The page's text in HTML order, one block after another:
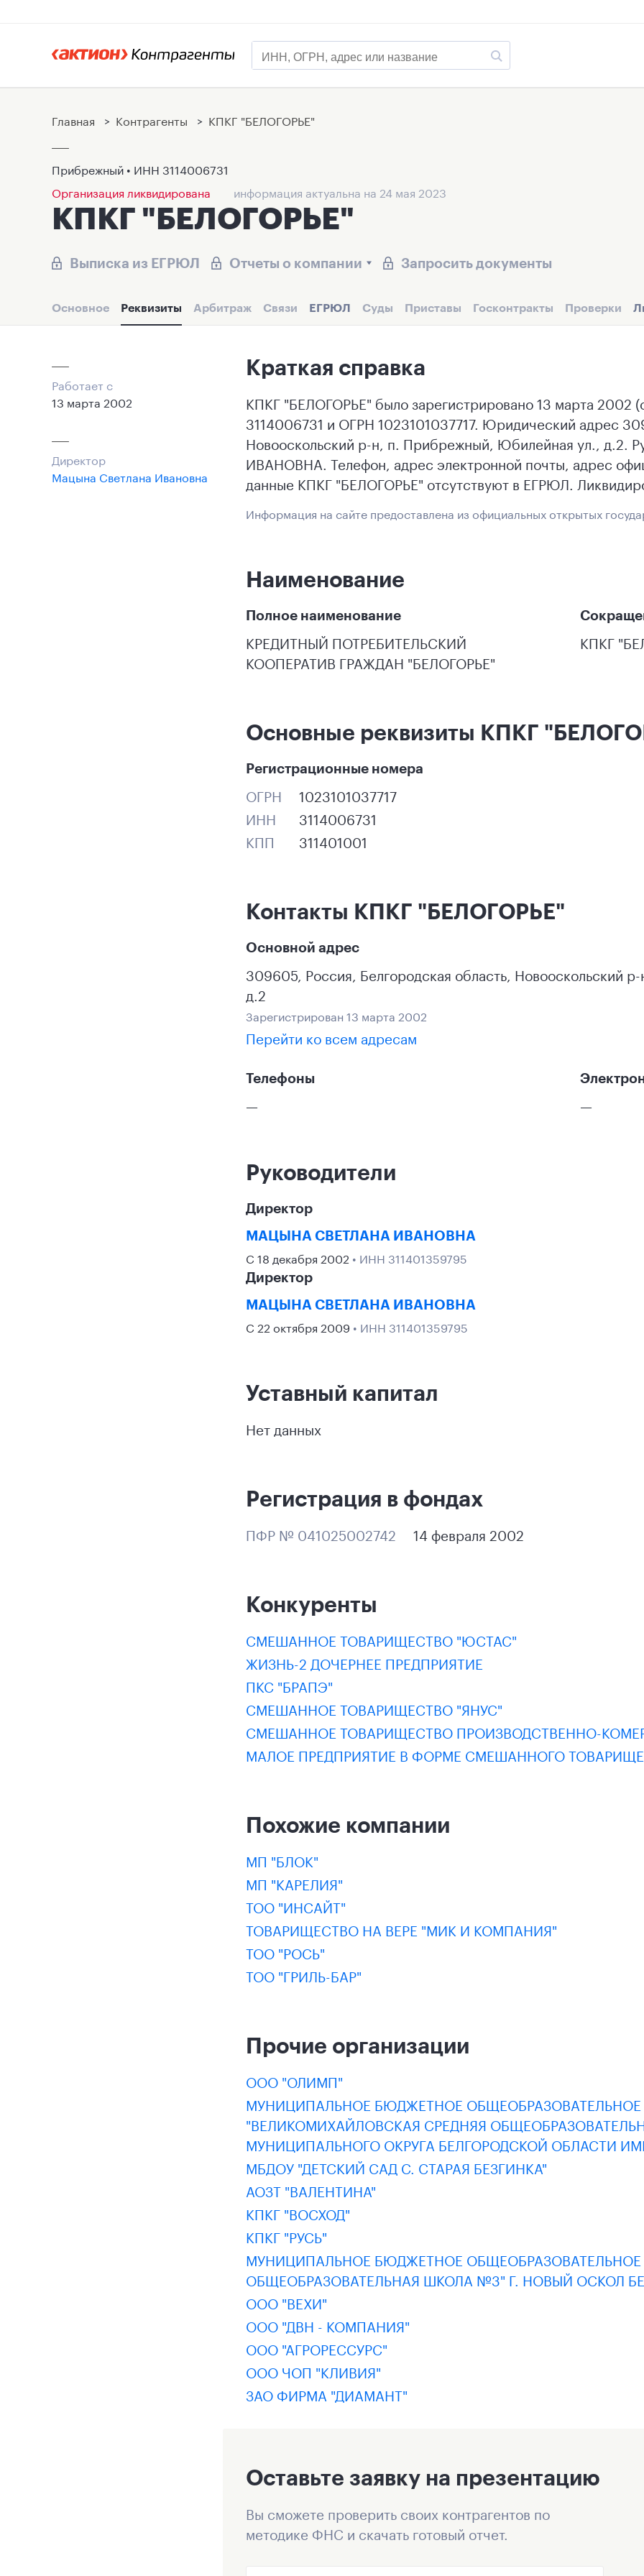
Главная > Контрагенты > КПКГ "БЕЛОГОРЬЕ"
Прибрежный • ИНН 3114006731
Организация ликвидирована
информация актуальна на 24 мая 2023
КПКГ "БЕЛОГОРЬЕ"
Выписка из ЕГРЮЛ Отчеты о компании Запросить документы
Основное Реквизиты Арбитраж Связи ЕГРЮЛ Суды Приставы Госконтракты Проверки
Работает с
13 марта 2002
Директор
Мацына Светлана Ивановна
Краткая справка
КПКГ "БЕЛОГОРЬЕ" было зарегистрировано 13 марта 2002
3114006731 и ОГРН 1023101037717. Юридический адрес
Новооскольский р-н, п. Прибрежный, Юбилейная ул., д.2.
ИВАНОВНА. Телефон, адрес электронной почты, адрес
данные КПКГ "БЕЛОГОРЬЕ" отсутствуют в ЕГРЮЛ.
Информация на сайте предоставлена из официальных открытых
Наименование
Полное наименование
КРЕДИТНЫЙ ПОТРЕБИТЕЛЬСКИЙ
КООПЕРАТИВ ГРАЖДАН "БЕЛОГОРЬЕ"
КПКГ
Основные реквизиты КПКГ
Регистрационные номера
ОГРН
1023101037717
ИНН
3114006731
КПП
311401001
Контакты КПКГ "БЕЛОГОРЬЕ"
Основной адрес
309605, Россия, Белгородская область, Новооскольский
д.2
Зарегистрирован 13 марта 2002
Перейти ко всем адресам
Телефоны
— —
Руководители
Директор
МАЦЫНА СВЕТЛАНА ИВАНОВНА
С 18 декабря 2002 • ИНН 311401359795
Директор
МАЦЫНА СВЕТЛАНА ИВАНОВНА
С 22 октября 2009 • ИНН 311401359795
Уставный капитал
Нет данных
Регистрация в фондах
ПФР № 041025002742 14 февраля 2002
Конкуренты
СМЕШАННОЕ ТОВАРИЩЕСТВО "ЮСТАС"
ЖИЗНЬ-2 ДОЧЕРНЕЕ ПРЕДПРИЯТИЕ
ПКС "БРАПЭ"
СМЕШАННОЕ ТОВАРИЩЕСТВО "ЯНУС"
СМЕШАННОЕ ТОВАРИЩЕСТВО ПРОИЗВОДСТВЕННО-
МАЛОЕ ПРЕДПРИЯТИЕ В ФОРМЕ СМЕШАННОГО
Похожие компании
МП "БЛОК"
МП "КАРЕЛИЯ"
ТОО "ИНСАЙТ"
ТОВАРИЩЕСТВО НА ВЕРЕ "МИК И КОМПАНИЯ"
ТОО "РОСЬ"
ТОО "ГРИЛЬ-БАР"
Прочие организации
ООО "ОЛИМП"
МУНИЦИПАЛЬНОЕ БЮДЖЕТНОЕ ОБЩЕОБРАЗОВАТЕЛЬНОЕ
"ВЕЛИКОМИХАЙЛОВСКАЯ СРЕДНЯЯ
МУНИЦИПАЛЬНОГО ОКРУГА БЕЛГОРОДСКОЙ ОБЛАСТИ
МБДОУ "ДЕТСКИЙ САД С. СТАРАЯ БЕЗГИНКА"
АОЗТ "ВАЛЕНТИНА"
КПКГ "ВОСХОД"
КПКГ "РУСЬ"
МУНИЦИПАЛЬНОЕ БЮДЖЕТНОЕ ОБЩЕОБРАЗОВАТЕЛЬНОЕ
ОБЩЕОБРАЗОВАТЕЛЬНАЯ ШКОЛА №3" Г. НОВЫЙ ОСКОЛ
ООО "ВЕХИ"
ООО "ДВН - КОМПАНИЯ"
ООО "АГРОРЕССУРС"
ООО ЧОП "КЛИВИЯ"
ЗАО ФИРМА "ДИАМАНТ"
Оставьте заявку на презентацию
Вы сможете проверить своих контрагентов по
методике ФНС и скачать готовый отчет.